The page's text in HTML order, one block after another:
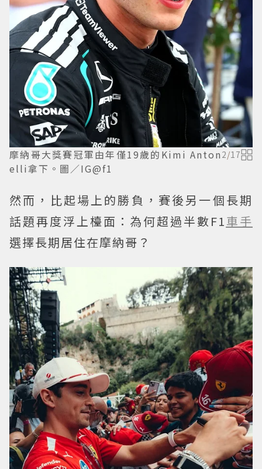
摩納哥大獎賽冠軍由年僅19歲的Kimi Anton
elli拿下。圖／IG@f1
2/17
然而，比起場上的勝負，賽後另一個長期
話題再度浮上檯面：為何超過半數F1車手
選擇長期居住在摩納哥？